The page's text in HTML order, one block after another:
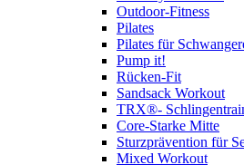
Outdoor-Fitness
Pilates
Pilates für
Pump it!
Rücken-Fit
Sandsack Workout
TRX®-
Core-Starke Mitte
Sturzprävention für
Mixed Workout